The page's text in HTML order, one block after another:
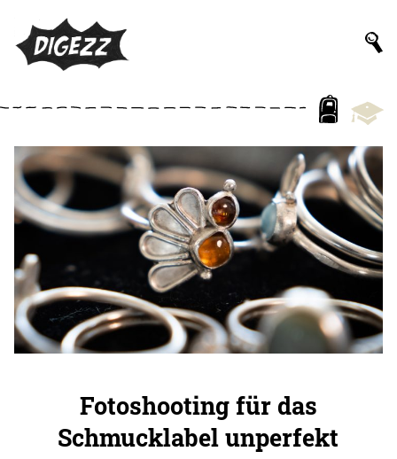
Fotoshooting für das
Schmucklabel unperfekt